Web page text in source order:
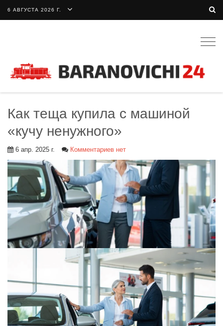
6 АВГУСТА 2026 Г.
Как теща купила с машиной
«кучу ненужного»
6 апр. 2025 г. Комментариев нет